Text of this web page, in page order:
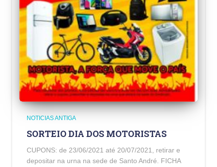
NOTICIAS ANTIGA
SORTEIO DIA DOS MOTORISTAS
CUPONS: de 23/06/2021 até 20/07/2021, retirar e
depositar na urna na sede de Santo André. FICHA